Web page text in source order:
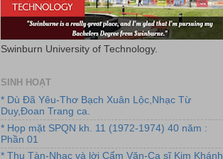
Swinburn University of Technology.
SINH HOẠT
* Dù Đã Yêu-Thơ Bạch Xuân Lộc,Nhạc Từ
Duy,Đoan Trang ca.
* Họp mặt SPQN kh. 11 (1972-1974) 40 năm :
Phần 01
* Thu Tàn-Nhạc và lời Cẩm Văn-Ca sĩ Kim Khánh